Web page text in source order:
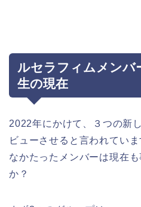
ルセラフィムメンバ
生の現在
2022年にかけて、３つの新
ビューさせると言われてい
なかたったメンバーは現在
か？